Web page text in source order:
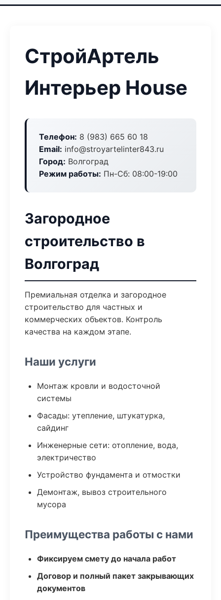
СтройАртель
Интерьер House
Телефон: 8 (983) 665 60 18
Email: info@stroyartelinter843.ru
Город: Волгоград
Режим работы: Пн-Сб: 08:00-19:00
Загородное
строительство в
Волгоград
Премиальная отделка и загородное
строительство для частных и
коммерческих объектов. Контроль
качества на каждом этапе.
Наши услуги
Монтаж кровли и водосточной
системы
Фасады: утепление, штукатурка,
сайдинг
Инженерные сети: отопление, вода,
электричество
Устройство фундамента и отмостки
Демонтаж, вывоз строительного
мусора
Преимущества работы с нами
Фиксируем смету до начала работ
Договор и полный пакет закрывающих
документов